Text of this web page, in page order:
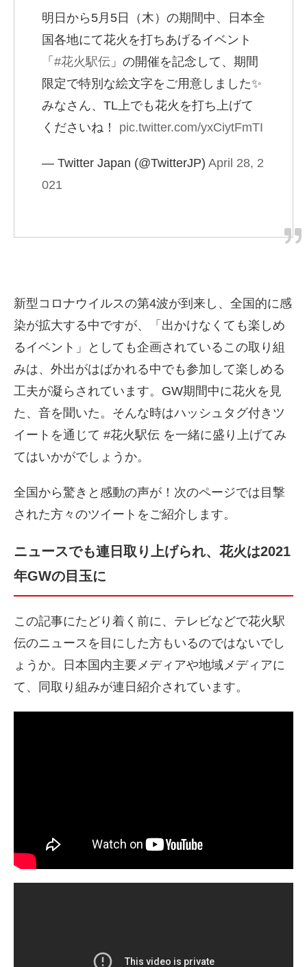
明日から5月5日（木）の期間中、日本全
国各地にて花火を打ちあげるイベント
「 #花火駅伝 」の開催を記念して、期間
限定で特別な絵文字をご用意しました✨
みなさん、TL上でも花火を打ち上げて
くださいね！ pic.twitter.com/yxCiytFmTI
— Twitter Japan (@TwitterJP) April 28, 2
021
新型コロナウイルスの第4波が到来し、全国的に感
染が拡大する中ですが、「出かけなくても楽しめ
るイベント」としても企画されているこの取り組
みは、外出がはばかれる中でも参加して楽しめる
工夫が凝らされています。GW期間中に花火を見
た、音を聞いた。そんな時はハッシュタグ付きツ
イートを通じて #花火駅伝 を一緒に盛り上げてみ
てはいかがでしょうか。
全国から驚きと感動の声が！次のページでは目撃
された方々のツイートをご紹介します。
ニュースでも連日取り上げられ、花火は2021
年GWの目玉に
この記事にたどり着く前に、テレビなどで花火駅
伝のニュースを目にした方もいるのではないでし
ょうか。日本国内主要メディアや地域メディアに
て、同取り組みが連日紹介されています。